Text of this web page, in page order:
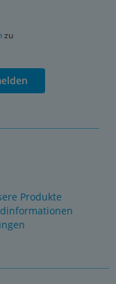
zu
Produkte